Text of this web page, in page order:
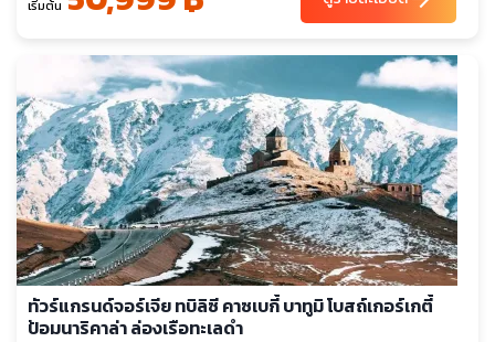
เริ่มต้น
ทัวร์แกรนด์จอร์เจีย ทบิลิซี คาซเบกี้ บาทูมิ โบสถ์เกอร์เกตี้
ป้อมนาริคาล่า ล่องเรือทะเลดำ